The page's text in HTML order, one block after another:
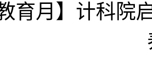
育月】计科院